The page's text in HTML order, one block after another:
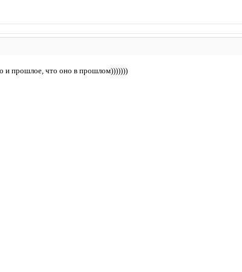
и прошлое, что оно в прошлом)))))))